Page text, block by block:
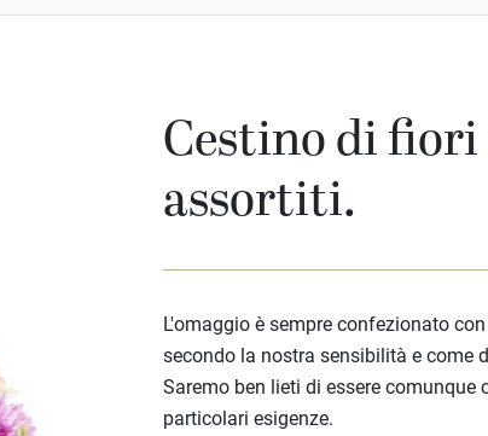
Cestino di
assortiti.
L'omaggio è sempre confezionato
secondo la nostra sensibilità e come
Saremo ben lieti di essere
particolari esigenze.